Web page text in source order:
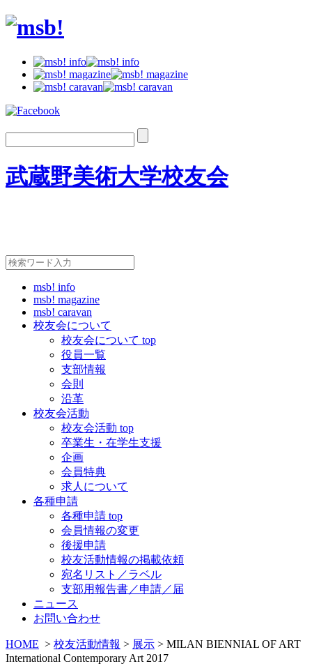
武蔵野美術大学校友会
msb! info
msb! magazine
msb! caravan
校友会について
校友会について top
役員一覧
支部情報
会則
沿革
校友会活動
校友会活動 top
卒業生・在学生支援
企画
会員特典
求人について
各種申請
各種申請 top
会員情報の変更
後援申請
校友活動情報の掲載依頼
宛名リスト／ラベル
支部用報告書／申請／届
ニュース
お問い合わせ
HOME > 校友活動情報 > 展示 > MILAN BIENNIAL OF ART
International Contemporary Art 2017